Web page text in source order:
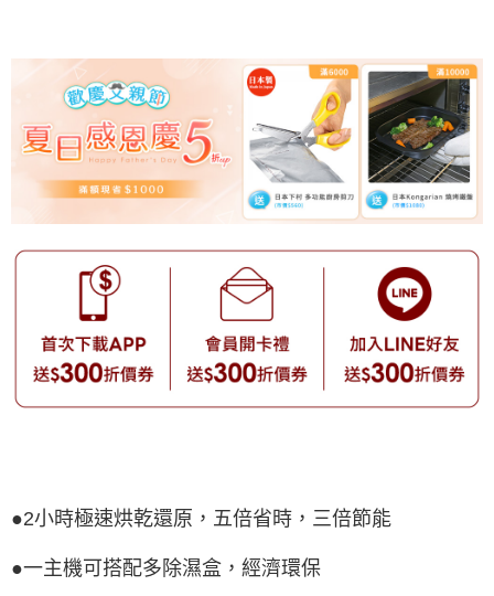
●2小時極速烘乾還原，五倍省時，三倍節能
●一主機可搭配多除濕盒，經濟環保